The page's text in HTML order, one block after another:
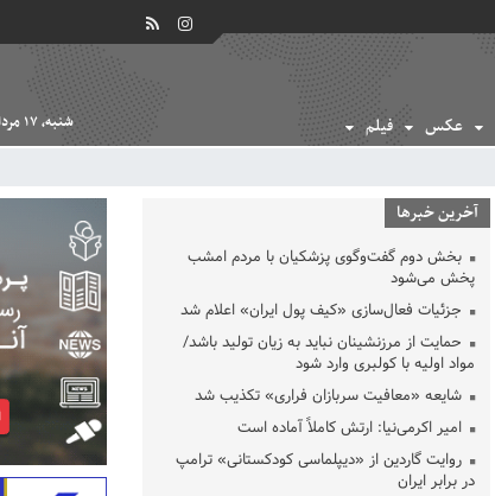
عکس فیلم شنبه, ۱۷ مرداد , ۱۴۰۵
آخرین خبرها
بخش دوم گفت‌وگوی پزشکیان با مردم امشب
پخش می‌شود
جزئیات فعال‌سازی «کیف پول ایران» اعلام شد
حمایت از مرزنشینان نباید به زیان تولید باشد/
مواد اولیه با کولبری وارد شود
شایعه «معافیت سربازان فراری» تکذیب شد
امیر اکرمی‌نیا: ارتش کاملاً آماده است
روایت گاردین از «دیپلماسی کودکستانی» ترامپ
در برابر ایران